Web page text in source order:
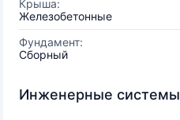
Крыша:
Железобетонные
Фундамент:
Сборный
Инженерные системы